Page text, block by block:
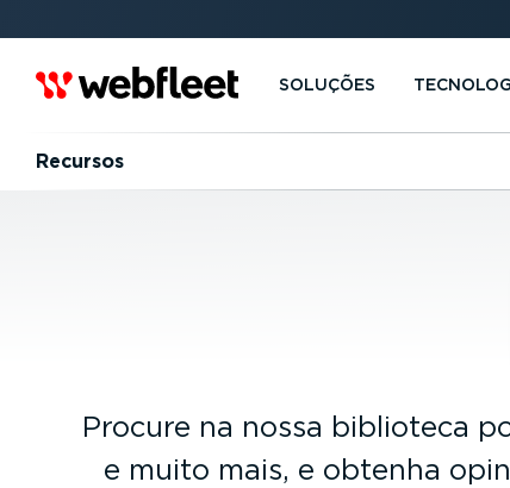
SOLUÇÕES
Recursos
Procure na nossa biblioteca
e muito mais, e obtenha